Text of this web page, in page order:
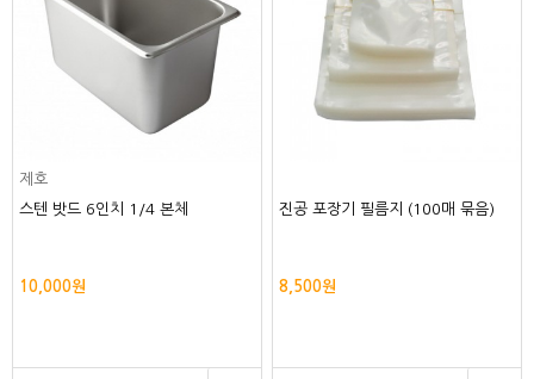
제호
스텐 밧드 6인치 1/4 본체
10,000원
진공 포장기 필름지 (100매 묶음)
8,500원